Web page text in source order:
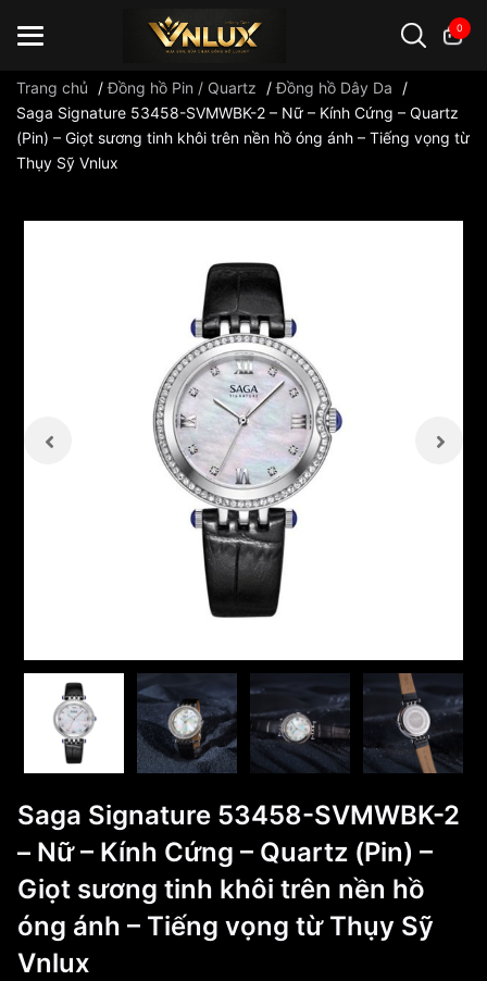
0
Đồng hồ casio đồng hồ G-Shock đồng hồ Orient ...
Trang chủ /Đồng hồ Pin / Quartz /Đồng hồ Dây Da
/
Saga Signature 53458-SVMWBK-2 – Nữ – Kính Cứng – Quartz
(Pin) – Giọt sương tinh khôi trên nền hồ óng ánh – Tiếng vọng từ
Thụy Sỹ Vnlux
Saga Signature 53458-SVMWBK-2
– Nữ – Kính Cứng – Quartz (Pin) –
Giọt sương tinh khôi trên nền hồ
óng ánh – Tiếng vọng từ Thụy Sỹ
Vnlux